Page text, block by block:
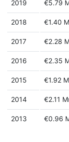
2019 €5.79
2018 €1.40
2017 €2.28
2016 €2.35
2015 €1.92
2014 €2.11
2013 €0.96